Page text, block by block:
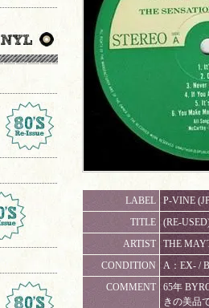
LABEL
P-VINE
TITLE
(RE-
ARTIST
THE
CONDITION
A：EX- /
COMMENT
65年
きの美品